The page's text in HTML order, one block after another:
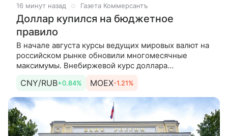
16 минут назад Газета Коммерсантъ
Доллар купился на бюджетное
правило
В начале августа курсы ведущих мировых валют на
российском рынке обновили многомесячные
максимумы. Внебиржевой курс доллара
юаня — до 12,25 руб./CNY. Ослаблению
CNY/RUB+0.84% MOEX-1.21%